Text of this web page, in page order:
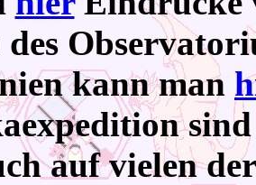
des
kann man
auf vielen